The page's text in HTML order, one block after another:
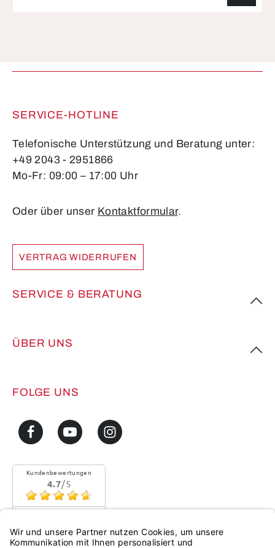
SERVICE-HOTLINE
Telefonische Unterstützung und Beratung unter:
+49 2043 - 2951866
Mo-Fr: 09:00 – 17:00 Uhr
Oder über unser Kontaktformular.
VERTRAG WIDERRUFEN
SERVICE & BERATUNG
ÜBER UNS
FOLGE UNS
Kundenbewertungen
4.7/5